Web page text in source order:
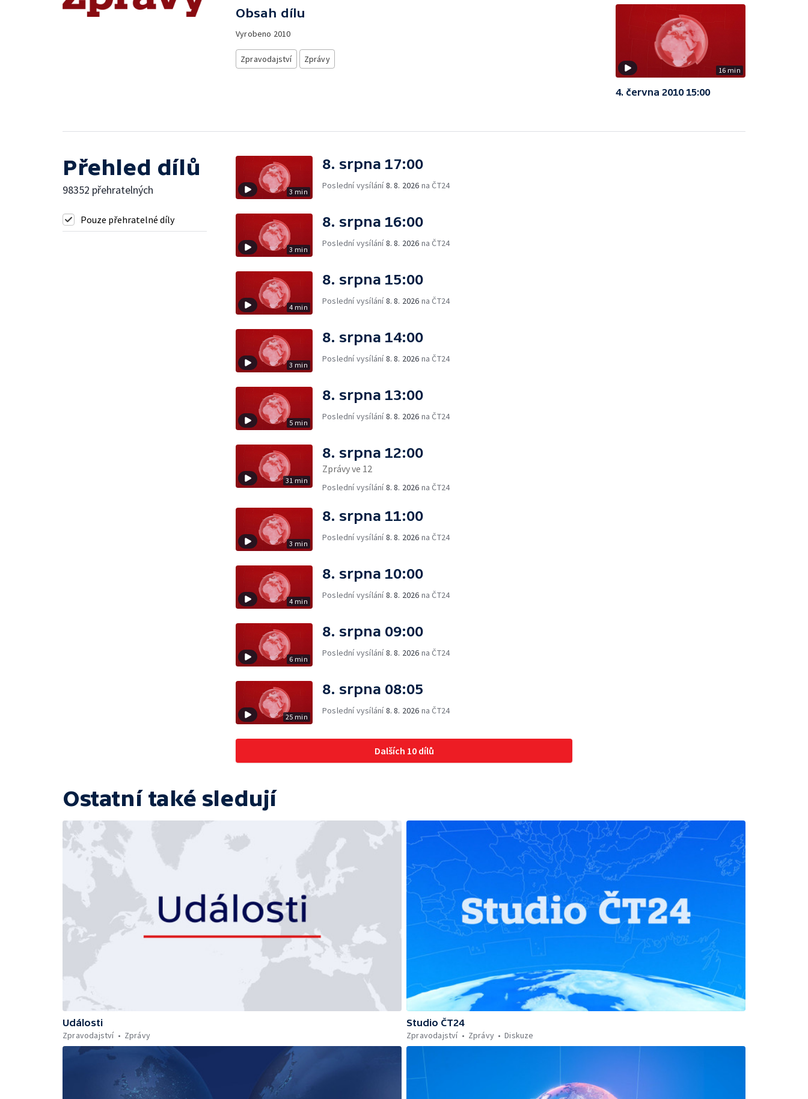
Obsah dílu
Vyrobeno 2010
Zpravodajství Zprávy
16 min
4. června 2010 15:00
Přehled dílů
98352 přehratelných
Pouze přehratelné díly
3 min
8. srpna 17:00
Poslední vysílání8. 8. 2026 na ČT24
3 min
8. srpna 16:00
Poslední vysílání8. 8. 2026 na ČT24
4 min
8. srpna 15:00
Poslední vysílání8. 8. 2026 na ČT24
3 min
8. srpna 14:00
Poslední vysílání8. 8. 2026 na ČT24
5 min
8. srpna 13:00
Poslední vysílání8. 8. 2026 na ČT24
31 min
8. srpna 12:00
Zprávy ve 12
Poslední vysílání8. 8. 2026 na ČT24
3 min
8. srpna 11:00
Poslední vysílání8. 8. 2026 na ČT24
4 min
8. srpna 10:00
Poslední vysílání8. 8. 2026 na ČT24
6 min
8. srpna 09:00
Poslední vysílání8. 8. 2026 na ČT24
25 min
8. srpna 08:05
Poslední vysílání8. 8. 2026 na ČT24
Dalších 10 dílů
Ostatní také sledují
Události
Zpravodajství
Zprávy
Studio ČT24
Zpravodajství
Zprávy Diskuze